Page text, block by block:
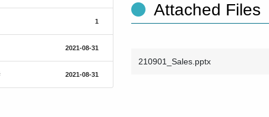
1
2021-08-31
2021-08-31
Attached Files
210901_Sales.pptx